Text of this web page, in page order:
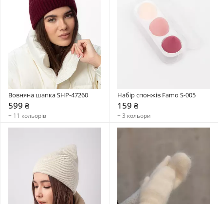
Вовняна шапка SHP-47260
599 ₴
+ 11 кольорів
Набір спонжів Famo S-005
159 ₴
+ 3 кольори